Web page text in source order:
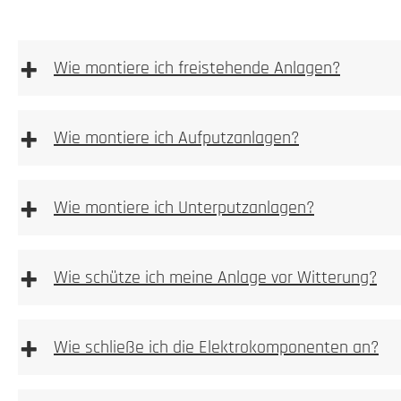
+ Wie montiere ich freistehende Anlagen?
Bitte achten
+ Wie montiere ich Aufputzanlagen?
1. Prüfen
+ Wie montiere ich Unterputzanlagen?
+ Wie schütze ich meine Anlage vor Witterung?
+ Wie schließe ich die Elektrokomponenten an?